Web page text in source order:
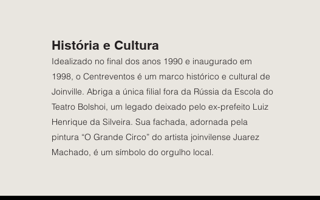
História e Cultura
Idealizado no final dos anos 1990 e inaugurado em
1998, o Centreventos é um marco histórico e cultural de
Joinville. Abriga a única filial fora da Rússia da Escola do
Teatro Bolshoi, um legado deixado pelo ex-prefeito Luiz
Henrique da Silveira. Sua fachada, adornada pela
pintura “O Grande Circo” do artista joinvilense Juarez
Machado, é um símbolo do orgulho local.